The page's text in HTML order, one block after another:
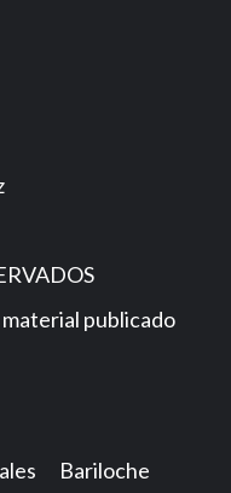
publicado
Bariloche